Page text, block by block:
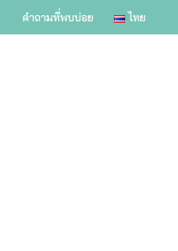
คำถามที่พบบ่อย ไทย